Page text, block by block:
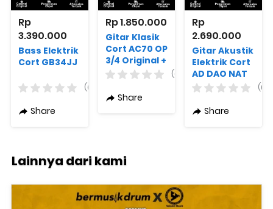
Rp
3.390.000
Bass Elektrik
Cort GB34JJ
(0)
Share
Rp 1.850.000
Gitar Klasik
Cort AC70 OP
3/4 Original +
Free Bag
(0)
Share
Rp
2.690.000
Gitar Akustik
Elektrik Cort
AD DAO NAT
Cutaway
(0)
Share
Lainnya dari kami